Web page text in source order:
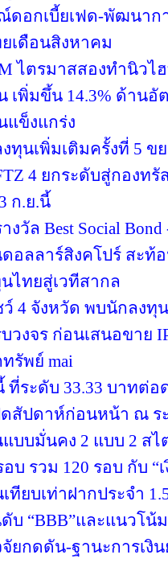
อกเบี้ยเฟด-พัฒนาก
เดือนสิงหาคม
ไตรมาสสองทำนิวไ
เพิ่มขึ้น 14.3% ด้านอั
แข็งแกร่ง
งทุนเพิ่มเติมครั้งที่ 5
4 ยกระดับสู่กองท
ก.ย.นี้
วัล Best Social
ดอลลาร์สิงคโปร์ สะ
ไทยสู่เวทีสากล
ว์ 4 จังหวัด พบนักลง
วงจร ก่อนเสนอขาย
รัพย์ mai
ที่ระดับ 33.33 บาทต่
ดสัปดาห์ก่อนหน้า ณ ร
บบมั่นคง 2 แบบ 2 สไ
บ รวม 120 รอบ กับ
ทียบเท่าฝากประจำ
บ “BBB”และแนวโน้
ยกดดัน-ฐานะการเงิน